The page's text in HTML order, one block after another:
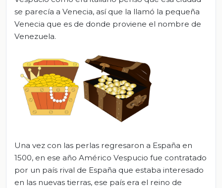
se parecía a Venecia, así que la llamó la pequeña
Venecia que es de donde proviene el nombre de
Venezuela.
Una vez con las perlas regresaron a España en
1500, en ese año Américo Vespucio fue contratado
por un país rival de España que estaba interesado
en las nuevas tierras, ese país era el reino de